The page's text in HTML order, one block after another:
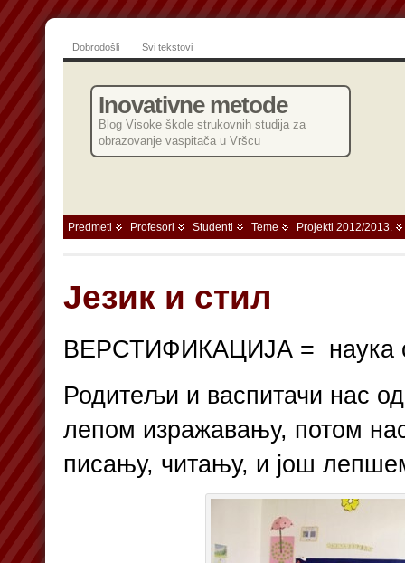
Dobrodošli Svi tekstovi
Inovativne metode
Blog Visoke škole strukovnih studija za
obrazovanje vaspitača u Vršcu
Predmeti Profesori Studenti Teme Projekti 2012/2013.
Језик и стил
ВЕРСТИФИКАЦИЈА = наука
Родитељи и васпитачи нас
лепом изражавању, потом
писању, читању, и још